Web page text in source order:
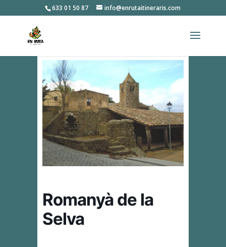
633 01 50 87 info@enrutaitineraris.com
Romanyà de la
Selva